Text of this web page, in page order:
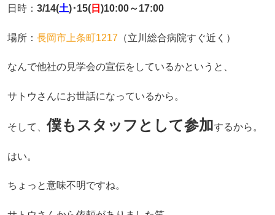
日時： 3/14(土)･15(日 )10:00～17:00
場所： 長岡市上条町1217 （立川総合病院すぐ近く）
なんで他社の見学会の宣伝をしているかというと、
サトウさんにお世話になっているから。
そして、僕もスタッフとして参加するから。
はい。
ちょっと意味不明ですね。